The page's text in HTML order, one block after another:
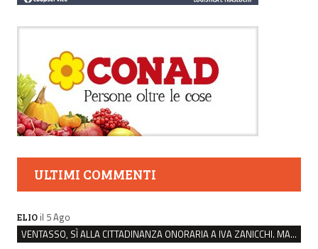
ULTIMI COMMENTI
ELIO il 5 Ago
VENTASSO, SÌ ALLA CITTADINANZA ONORARIA A IVA ZANICCHI. MA BARGIACCHI: “È DI PESSIMO GUSTO”